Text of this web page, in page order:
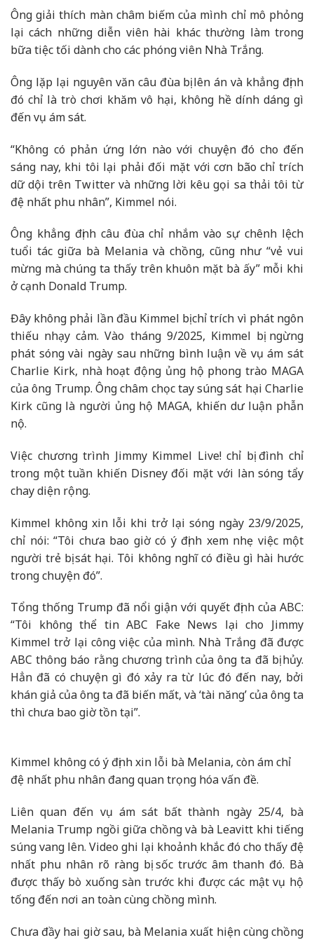
Ông giải thích màn châm biếm của mình chỉ mô phỏng
lại cách những diễn viên hài khác thường làm trong
bữa tiệc tối dành cho các phóng viên Nhà Trắng.
Ông lặp lại nguyên văn câu đùa bị lên án và khẳng định
đó chỉ là trò chơi khăm vô hại, không hề dính dáng gì
đến vụ ám sát.
“Không có phản ứng lớn nào với chuyện đó cho đến
sáng nay, khi tôi lại phải đối mặt với cơn bão chỉ trích
dữ dội trên Twitter và những lời kêu gọi sa thải tôi từ
đệ nhất phu nhân”, Kimmel nói.
Ông khẳng định câu đùa chỉ nhắm vào sự chênh lệch
tuổi tác giữa bà Melania và chồng, cũng như “vẻ vui
mừng mà chúng ta thấy trên khuôn mặt bà ấy” mỗi khi
ở cạnh Donald Trump.
Đây không phải lần đầu Kimmel bị chỉ trích vì phát ngôn
thiếu nhạy cảm. Vào tháng 9/2025, Kimmel bị ngừng
phát sóng vài ngày sau những bình luận về vụ ám sát
Charlie Kirk, nhà hoạt động ủng hộ phong trào MAGA
của ông Trump. Ông châm chọc tay súng sát hại Charlie
Kirk cũng là người ủng hộ MAGA, khiến dư luận phẫn
nộ.
Việc chương trình Jimmy Kimmel Live! chỉ bị đình chỉ
trong một tuần khiến Disney đối mặt với làn sóng tẩy
chay diện rộng.
Kimmel không xin lỗi khi trở lại sóng ngày 23/9/2025,
chỉ nói: “Tôi chưa bao giờ có ý định xem nhẹ việc một
người trẻ bị sát hại. Tôi không nghĩ có điều gì hài hước
trong chuyện đó”.
Tổng thống Trump đã nổi giận với quyết định của ABC:
“Tôi không thể tin ABC Fake News lại cho Jimmy
Kimmel trở lại công việc của mình. Nhà Trắng đã được
ABC thông báo rằng chương trình của ông ta đã bị hủy.
Hẳn đã có chuyện gì đó xảy ra từ lúc đó đến nay, bởi
khán giả của ông ta đã biến mất, và ‘tài năng’ của ông ta
thì chưa bao giờ tồn tại”.
Kimmel không có ý định xin lỗi bà Melania, còn ám chỉ
đệ nhất phu nhân đang quan trọng hóa vấn đề.
Liên quan đến vụ ám sát bất thành ngày 25/4, bà
Melania Trump ngồi giữa chồng và bà Leavitt khi tiếng
súng vang lên. Video ghi lại khoảnh khắc đó cho thấy đệ
nhất phu nhân rõ ràng bị sốc trước âm thanh đó. Bà
được thấy bò xuống sàn trước khi được các mật vụ hộ
tống đến nơi an toàn cùng chồng mình.
Chưa đầy hai giờ sau, bà Melania xuất hiện cùng chồng